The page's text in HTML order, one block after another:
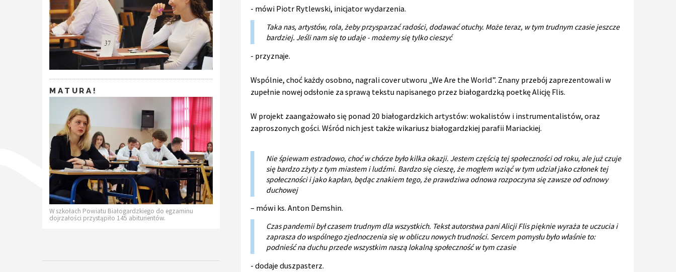
- mówi Piotr Rytlewski, inicjator wydarzenia.
Taka nas, artystów, rola, żeby przysparzać radości, dodawać otuchy. Może teraz, w tym trudnym czasie jeszcze
bardziej. Jeśli nam się to udaje - możemy się tylko cieszyć
- przyznaje.
Wspólnie, choć każdy osobno, nagrali cover utworu „We Are the World”. Znany przebój zaprezentowali w
zupełnie nowej odsłonie za sprawą tekstu napisanego przez białogardzką poetkę Alicję Flis.
W projekt zaangażowało się ponad 20 białogardzkich artystów: wokalistów i instrumentalistów, oraz
zaproszonych gości. Wśród nich jest także wikariusz białogardzkiej parafii Mariackiej.
Nie śpiewam estradowo, choć w chórze było kilka okazji. Jestem częścią tej społeczności od roku, ale już czuje
się bardzo zżyty z tym miastem i ludźmi. Bardzo się cieszę, że mogłem wziąć w tym udział jako członek tej
społeczności i jako kapłan, będąc znakiem tego, że prawdziwa odnowa rozpoczyna się zawsze od odnowy
duchowej
– mówi ks. Anton Demshin.
Czas pandemii był czasem trudnym dla wszystkich. Tekst autorstwa pani Alicji Flis pięknie wyraża te uczucia i
zaprasza do wspólnego zjednoczenia się w obliczu nowych trudności. Sercem pomysłu było właśnie to:
podnieść na duchu przede wszystkim naszą lokalną społeczność w tym czasie
- dodaje duszpasterz.
MATURA!
W szkołach Powiatu Białogardzkiego do egzaminu
dojrzałości przystąpiło 145 abiturientów.